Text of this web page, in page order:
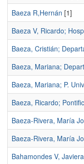
Baeza R,Hernán [1]
Baeza V, Ricardo;
Baeza, Cristián;
Baeza, Mariana;
Baeza, Mariana; P.
Baeza, Ricardo;
Baeza-Rivera, María
Baeza-Rivera, María
Bahamondes V,